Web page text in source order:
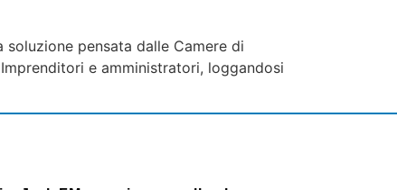
pensata dalle Camere di
e amministratori, loggandosi